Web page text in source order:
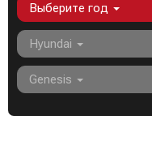
Выберите год
Hyundai
Genesis